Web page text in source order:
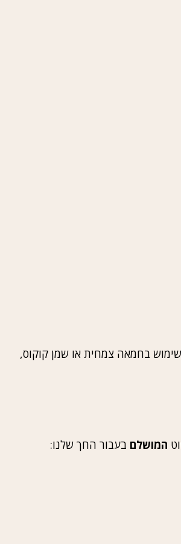
בחמאה צמחית או שמן קוקוס,
המושלם בעבור החך שלנו: